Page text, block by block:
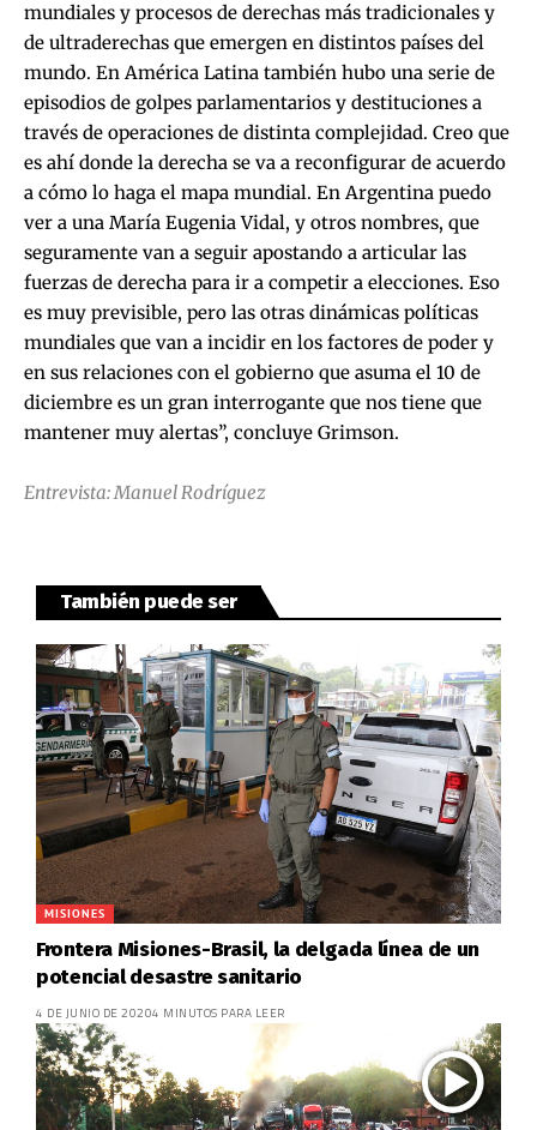
mundiales y procesos de derechas más tradicionales y
de ultraderechas que emergen en distintos países del
mundo. En América Latina también hubo una serie de
episodios de golpes parlamentarios y destituciones a
través de operaciones de distinta complejidad. Creo que
es ahí donde la derecha se va a reconfigurar de acuerdo
a cómo lo haga el mapa mundial. En Argentina puedo
ver a una María Eugenia Vidal, y otros nombres, que
seguramente van a seguir apostando a articular las
fuerzas de derecha para ir a competir a elecciones. Eso
es muy previsible, pero las otras dinámicas políticas
mundiales que van a incidir en los factores de poder y
en sus relaciones con el gobierno que asuma el 10 de
diciembre es un gran interrogante que nos tiene que
mantener muy alertas”, concluye Grimson.
Entrevista: Manuel Rodríguez
También puede ser
MISIONES
Frontera Misiones-Brasil, la delgada línea de un
potencial desastre sanitario
4 DE JUNIO DE 20204 MINUTOS PARA LEER